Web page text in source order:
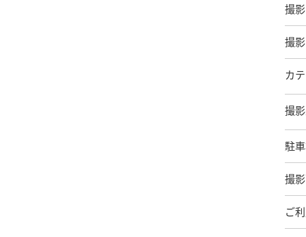
撮
撮
カ
撮
駐
撮
ご